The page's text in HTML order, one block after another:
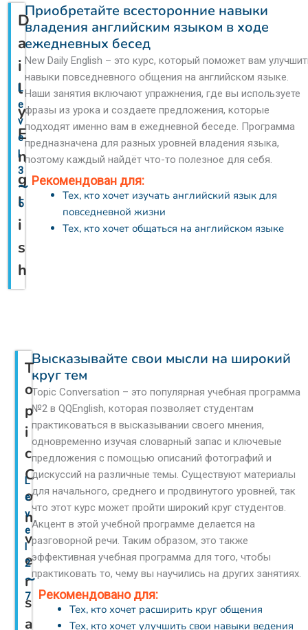
D
a
i
l
y
E
n
g
l
i
s
h
L
e
v
e
l
3
〜
5
Приобретайте всесторонние навыки
владения английским языком в ходе
ежедневных бесед
New Daily English – это курс, который поможет вам
навыки повседневного общения на английском языке.
Наши занятия включают упражнения, где вы используете
фразы из урока и создаете предложения, которые
подходят именно вам в ежедневной беседе. Программа
предназначена для разных уровней владения языка,
поэтому каждый найдёт что-то полезное для себя.
Рекомендован для:
Тех, кто хочет изучать английский язык для
повседневной жизни
Тех, кто хочет общаться на английском языке
T
o
p
i
c
C
o
n
v
e
r
s
a
L
e
v
e
2
〜
7
Высказывайте свои мысли на широкий
круг тем
Topic Conversation – это популярная учебная программа
№2 в QQEnglish, которая позволяет студентам
практиковаться в высказывании своего мнения,
одновременно изучая словарный запас и ключевые
предложения с помощью описаний фотографий и
дискуссий на различные темы. Существуют материалы
для начального, среднего и продвинутого уровней, так
что этот курс может пройти широкий круг студентов.
Акцент в этой учебной программе делается на
разговорной речи. Таким образом, это также
эффективная учебная программа для того, чтобы
практиковать то, чему вы научились на других занятиях.
Рекомендовано для:
Тех, кто хочет расширить круг общения
Тех, кто хочет улучшить свои навыки ведения